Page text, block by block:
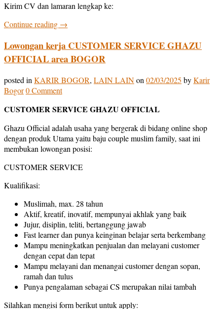
Kirim CV dan lamaran lengkap ke:
Continue reading →
Lowongan kerja CUSTOMER SERVICE GHAZU
OFFICIAL area BOGOR
posted in KARIR BOGOR, LAIN LAINon 02/03/2025 byKarir
Bogor0 Comment
CUSTOMER SERVICE GHAZU OFFICIAL
Ghazu Official adalah usaha yang bergerak di bidang online shop
dengan produk Utama yaitu baju couple muslim family, saat ini
membukan lowongan posisi:
CUSTOMER SERVICE
Kualifikasi:
Muslimah, max. 28 tahun
Aktif, kreatif, inovatif, mempunyai akhlak yang baik
Jujur, disiplin, teliti, bertanggung jawab
Fast learner dan punya keinginan belajar serta berkembang
Mampu meningkatkan penjualan dan melayani customer
dengan cepat dan tepat
Mampu melayani dan menangai customer dengan sopan,
ramah dan tulus
Punya pengalaman sebagai CS merupakan nilai tambah
Silahkan mengisi form berikut untuk apply: